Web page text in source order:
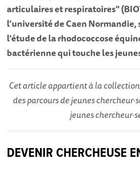
articulaires et respiratoires"
l’université de Caen
l’étude de la rhodococcose
bactérienne qui touche les
Cet article appartient à la
des parcours de jeunes
jeunes
DEVENIR CHERCHEUSE